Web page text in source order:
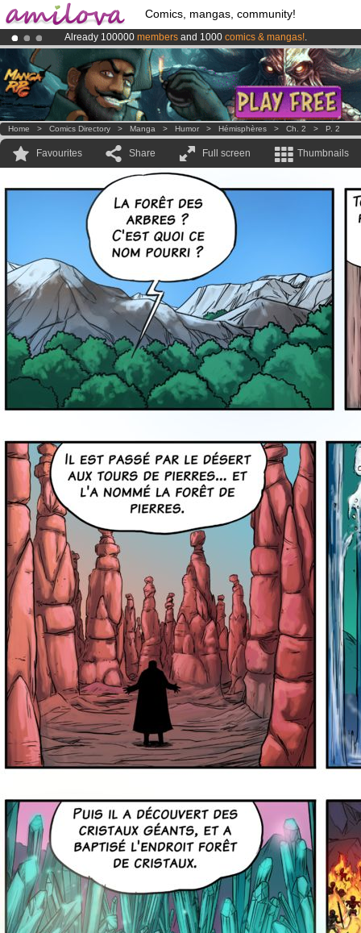
Comics, mangas, community!
Already 100000 members and 1000 comics & mangas!.
AmilovaKickstarter is now LIVE!.
Premium membership from3.95 euros per month !Get membership
Home > Comics Directory > Manga > Humor > Hémisphères > Ch. 2 > P. 2
Favourites Share Full screen Thumbnails